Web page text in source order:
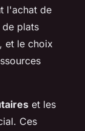
l'achat de
plats
et le choix
et les
Ces